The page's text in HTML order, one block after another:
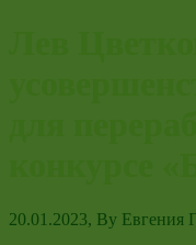
20.01.2023, By Евгения